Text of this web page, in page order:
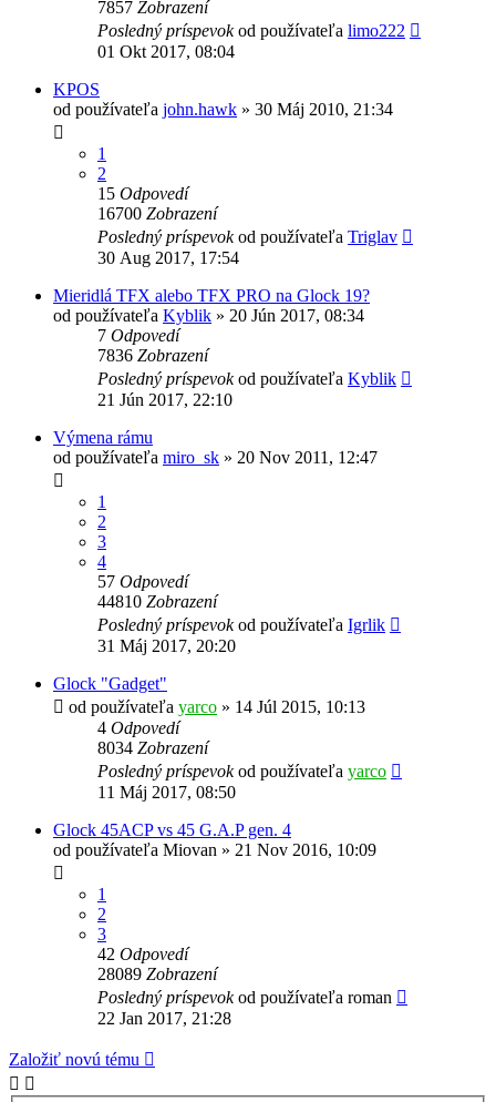
7857 Zobrazení
Posledný príspevokod používateľa limo222
01 Okt 2017, 08:04
KPOS
od používateľa john.hawk » 30 Máj 2010, 21:34
1
2
15 Odpovedí
16700 Zobrazení
Posledný príspevokod používateľa Triglav
30 Aug 2017, 17:54
Mieridlá TFX alebo TFX PRO na Glock 19?
od používateľa Kyblik » 20 Jún 2017, 08:34
7 Odpovedí
7836 Zobrazení
Posledný príspevokod používateľa Kyblik
21 Jún 2017, 22:10
Výmena rámu
od používateľa miro_sk » 20 Nov 2011, 12:47
1
2
3
4
57 Odpovedí
44810 Zobrazení
Posledný príspevokod používateľa Igrlik
31 Máj 2017, 20:20
Glock "Gadget"
od používateľa yarco » 14 Júl 2015, 10:13
4 Odpovedí
8034 Zobrazení
Posledný príspevokod používateľa yarco
11 Máj 2017, 08:50
Glock 45ACP vs 45 G.A.P gen. 4
od používateľa Miovan » 21 Nov 2016, 10:09
1
2
3
42 Odpovedí
28089 Zobrazení
Posledný príspevokod používateľa roman
22 Jan 2017, 21:28
Založiť novú tému